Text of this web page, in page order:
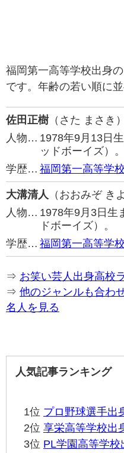
福岡第一高等学校出身
です。年齢の若い順に並
佐田正樹（さた まさき）
人物… 1978年9月13日
ッドボーイズ）。
学歴… 福岡第一高等学校
大溝清人 （おおみぞ き
人物… 1978年9月3日生
ドボーイズ）。
学歴… 福岡第一高等学校
⇒ お笑い芸人出身高校
⇒ 他のジャンルも合わ
名人を見る
人気記事ランキング
1位 プロ野球選手出
2位 享栄高等学校出
3位 PL学園高等学